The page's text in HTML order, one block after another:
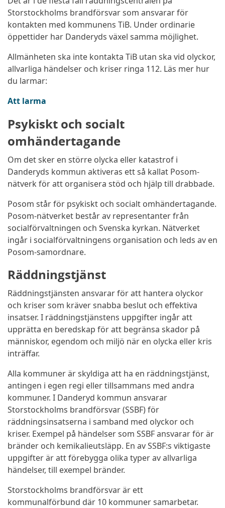
Storstockholms brandförsvar som ansvarar för
kontakten med kommunens TiB. Under ordinarie
öppettider har Danderyds växel samma möjlighet.
Allmänheten ska inte kontakta TiB utan ska vid olyckor,
allvarliga händelser och kriser ringa 112. Läs mer hur
du larmar:
Att larma
Psykiskt och socialt
omhändertagande
Om det sker en större olycka eller katastrof i
Danderyds kommun aktiveras ett så kallat Posom-
nätverk för att organisera stöd och hjälp till drabbade.
Posom står för psykiskt och socialt omhändertagande.
Posom-nätverket består av representanter från
socialförvaltningen och Svenska kyrkan. Nätverket
ingår i socialförvaltningens organisation och leds av en
Posom-samordnare.
Räddningstjänst
Räddningstjänsten ansvarar för att hantera olyckor
och kriser som kräver snabba beslut och effektiva
insatser. I räddningstjänstens uppgifter ingår att
upprätta en beredskap för att begränsa skador på
människor, egendom och miljö när en olycka eller kris
inträffar.
Alla kommuner är skyldiga att ha en räddningstjänst,
antingen i egen regi eller tillsammans med andra
kommuner. I Danderyd kommun ansvarar
Storstockholms brandförsvar (SSBF) för
räddningsinsatserna i samband med olyckor och
kriser. Exempel på händelser som SSBF ansvarar för är
bränder och kemikalieutsläpp. En av SSBF:s viktigaste
uppgifter är att förebygga olika typer av allvarliga
händelser, till exempel bränder.
Storstockholms brandförsvar är ett
kommunalförbund där 10 kommuner samarbetar.